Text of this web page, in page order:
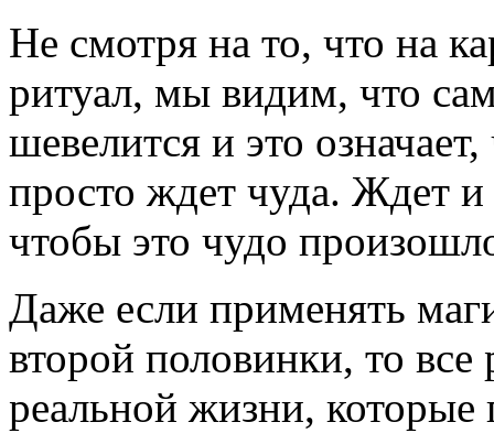
Не смотря на то, что на
ритуал, мы видим, что
шевелится и это
просто ждет чуда. Ждет и
чтобы это чудо
Даже если применять
второй половинки, то
реальной жизни, которые